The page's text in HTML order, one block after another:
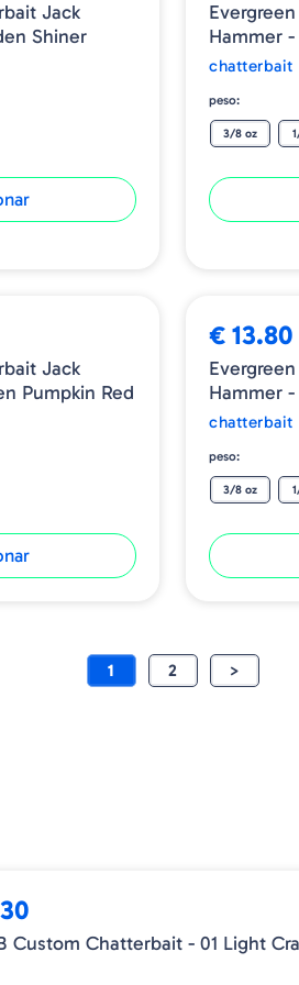
Jack
Shiner
Hammer -
chatterbait
peso:
3/8 oz
Jack
Pumpkin Red
€ 13.80
Hammer
chatterbait
peso:
3/8 oz
1 2 >
Custom Chatterbait - 01 Light